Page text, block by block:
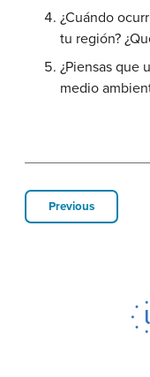
¿Cuándo
tu región?
¿Piensas que
medio
Previous